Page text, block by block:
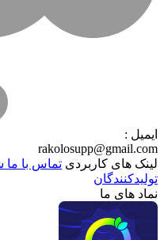
ایمیل :
rakolosupp@gmail.com
لینک های کاربردی تماس با ما
تولیدکنندگان
نماد های ما